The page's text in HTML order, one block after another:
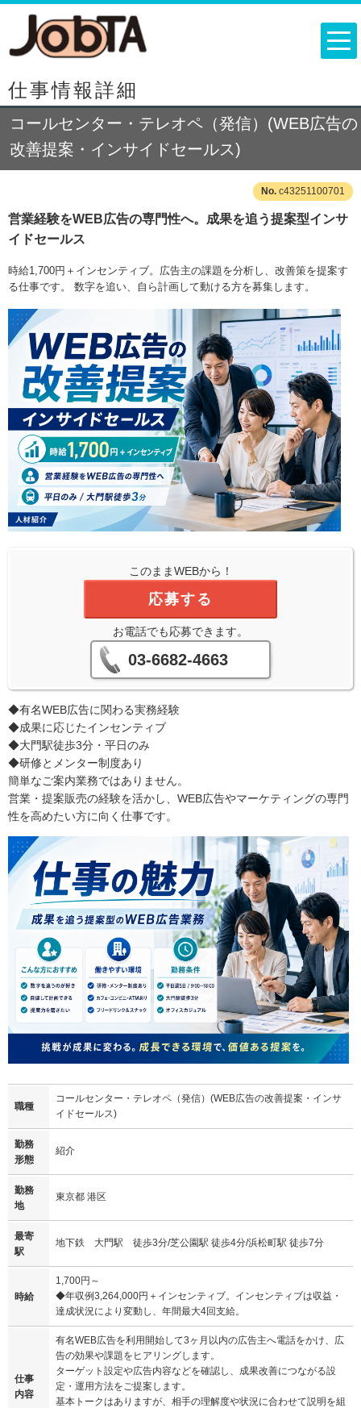
仕事情報詳細
コールセンター・テレオペ（発信）(WEB広告の
改善提案・インサイドセールス)
c43251100701
営業経験をWEB広告の専門性へ。成果を追う提案型インサ
イドセールス
時給1,700円＋インセンティブ。広告主の課題を分析し、改善策を提案す
る仕事です。 数字を追い、自ら計画して動ける方を募集します。
このままWEBから！
応募する
お電話でも応募できます。
03-6682-4663
◆有名WEB広告に関わる実務経験
◆成果に応じたインセンティブ
◆大門駅徒歩3分・平日のみ
◆研修とメンター制度あり
簡単なご案内業務ではありません。
営業・提案販売の経験を活かし、WEB広告やマーケティングの専門
性を高めたい方に向く仕事です。
職種
コールセンター・テレオペ（発信）(WEB広告の改善提案・インサ
イドセールス)
勤務
形態
紹介
勤務
地
東京都 港区
最寄
駅
地下鉄 大門駅 徒歩3分/芝公園駅 徒歩4分/浜松町駅 徒歩7分
時給
1,700円～
◆年収例3,264,000円＋インセンティブ。インセンティブは収益・
達成状況により変動し、年間最大4回支給。
仕事
内容
有名WEB広告を利用開始して3ヶ月以内の広告主へ電話をかけ、広
告の効果や課題をヒアリングします。
ターゲット設定や広告内容などを確認し、成果改善につながる設
定・運用方法をご提案します。
基本トークはありますが、相手の理解度や状況に合わせて説明を組